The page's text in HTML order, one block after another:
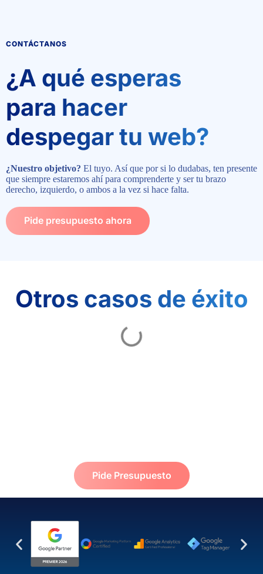
CONTÁCTANOS
¿A qué esperas
para hacer
despegar tu web?
¿Nuestro objetivo? El tuyo. Así que por si lo dudabas, ten presente
que siempre estaremos ahí para comprenderte y ser tu brazo
derecho, izquierdo, o ambos a la vez si hace falta.
Pide presupuesto ahora
Otros casos de éxito
Pide Presupuesto